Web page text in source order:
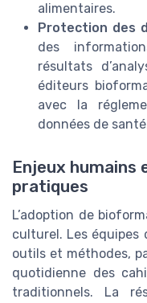
alimentaires.
Protection des
des
résultats
éditeurs
avec la
données de
Enjeux humains
pratiques
L’adoption de
culturel. Les équipes
outils et méthodes,
quotidienne des
traditionnels. La